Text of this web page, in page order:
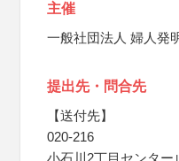
主催
一般社団法人 婦人発
提出先・問合先
【送付先】
020-216
小石川2丁目センター